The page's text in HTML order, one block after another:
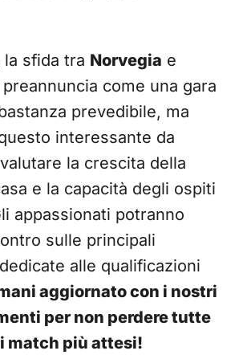
sfida tra Norvegia e
come una gara
prevedibile, ma
interessante da
la crescita della
e la capacità degli ospiti
appassionati potranno
sulle principali
alle qualificazioni
aggiornato con i nostri
per non perdere tutte
match più attesi!